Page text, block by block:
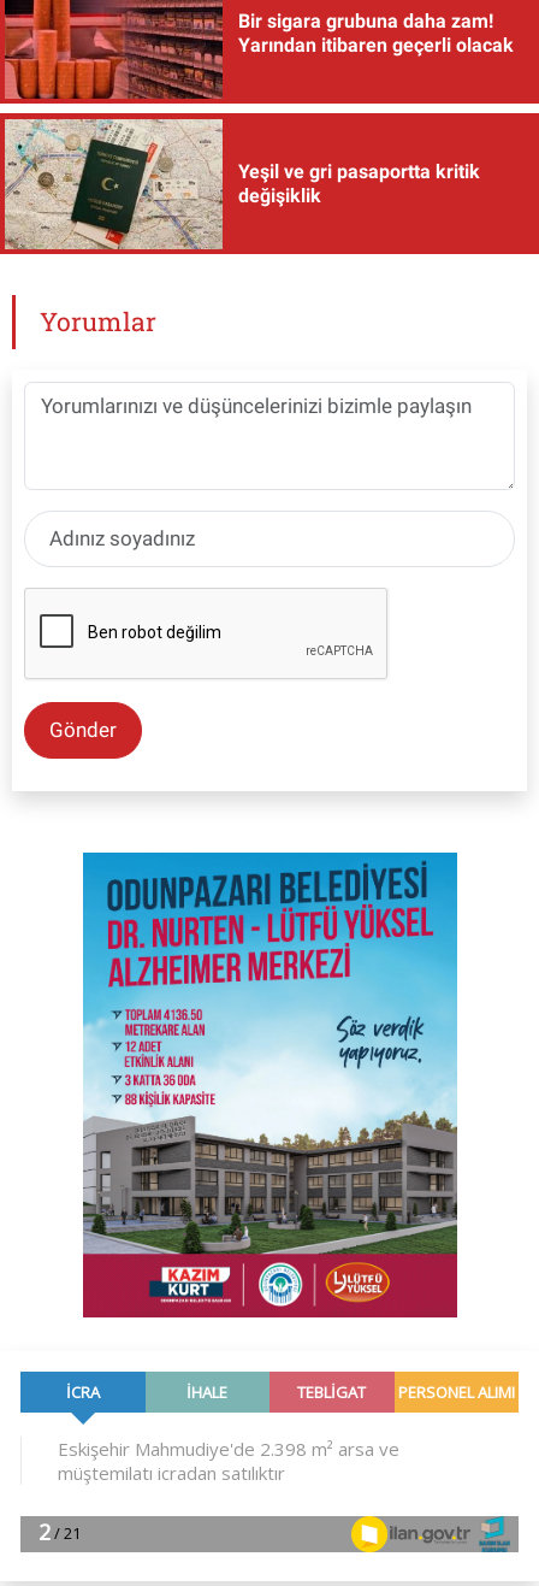
Bir sigara grubuna daha zam!
Yarından itibaren geçerli olacak
Yeşil ve gri pasaportta kritik
değişiklik
Yorumlar
Gönder